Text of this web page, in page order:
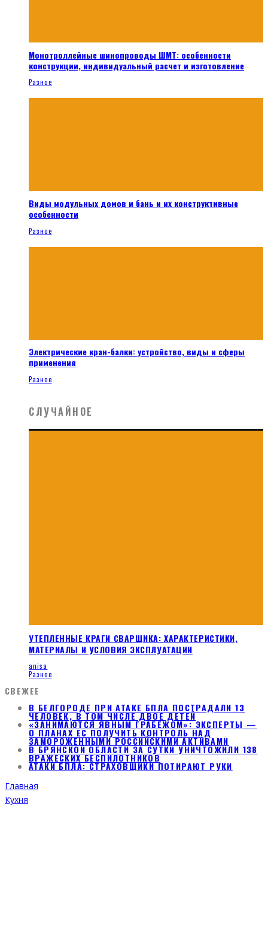
Монотроллейные шинопроводы ШМТ: особенности
конструкции, индивидуальный расчет и изготовление
Разное
Виды модульных домов и бань и их конструктивные
особенности
Разное
Электрические кран-балки: устройство, виды и сферы
применения
Разное
СЛУЧАЙНОЕ
УТЕПЛЕННЫЕ КРАГИ СВАРЩИКА: ХАРАКТЕРИСТИКИ,
МАТЕРИАЛЫ И УСЛОВИЯ ЭКСПЛУАТАЦИИ
anisa
Разное
СВЕЖЕЕ
В БЕЛГОРОДЕ ПРИ АТАКЕ БПЛА ПОСТРАДАЛИ 13
ЧЕЛОВЕК, В ТОМ ЧИСЛЕ ДВОЕ ДЕТЕЙ
«ЗАНИМАЮТСЯ ЯВНЫМ ГРАБЕЖОМ»: ЭКСПЕРТЫ —
О ПЛАНАХ ЕС ПОЛУЧИТЬ КОНТРОЛЬ НАД
ЗАМОРОЖЕННЫМИ РОССИЙСКИМИ АКТИВАМИ
В БРЯНСКОЙ ОБЛАСТИ ЗА СУТКИ УНИЧТОЖИЛИ 138
ВРАЖЕСКИХ БЕСПИЛОТНИКОВ
АТАКИ БПЛА: СТРАХОВЩИКИ ПОТИРАЮТ РУКИ
Главная
Кухня